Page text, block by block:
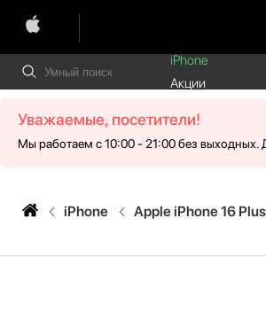
iPhone
Акции
Уважаемые, посетители!
Мы работаем с 10:00 - 21:00 без выходных.
iPhone Apple iPhone 16 Plus